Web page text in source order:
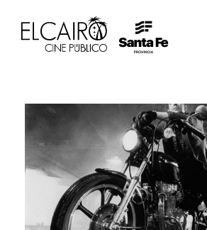
PELÍCULAS EN SALA
CICLOS
EL CINE